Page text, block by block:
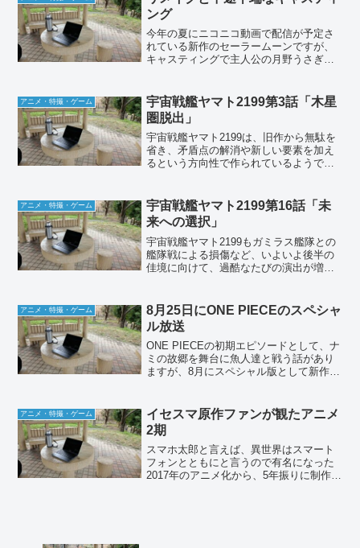
ング
今年の夏にニコニコ動画で配信が予定さ
れている新作のセーラームーンですが、
キャスティングで主人公の月野うさぎ
とかお母さんキャラの落ち着いた声を演
じることが多い三石さんです...
アニメ・特撮・ゲーム
宇宙戦艦ヤマト2199第3話「木星
圏脱出」
宇宙戦艦ヤマト2199は、旧作から無駄を
省き、矛盾点の解消や新しい要素を加え
るという方向性で作られているようで、3
たんですが、今回のヤマトはある意味ず
るいですよね（笑）
アニメ・特撮・ゲーム
宇宙戦艦ヤマト2199第16話「未
来への選択」
宇宙戦艦ヤマト2199もガミラス艦隊との
艦隊戦による損傷など、いよいよ後半の
佳境に向けて、過酷なたびの演出が増え
ソードがついに動き出しました。ヤマト
は、ガミラスのドメル...
アニメ・特撮・ゲーム
8月25日にONE PIECEのスペシャ
ル放送
ONE PIECEの初期エピソードとして、ナ
ミの故郷を舞台に魚人達と戦う話があり
ますが、8月にスペシャル版として新作で
一味」として揃う話でもあるので、今か
ら楽しみにし...
アニメ・特撮・ゲーム
イセスマ原作ファンが観たアニメ
2期
スマホ太郎と言えば、異世界はスマート
フォンとともにと言うので有名になった
2017年のアニメ化から、5年振りに制作ス